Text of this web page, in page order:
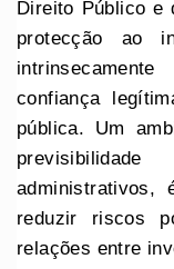
Direito Público e
protecção ao
confiança
pública. Um
administrativos,
reduzir riscos
relações entre